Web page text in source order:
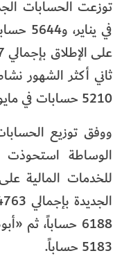
في
5210 حسابات في مايو.
ووفق توزيع
الوساطة
للخدمات المالية
6188 حساباً، ثم
5183 حساباً.